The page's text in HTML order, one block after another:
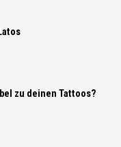
zu deinen Tattoos?